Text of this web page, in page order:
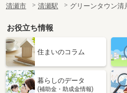
清瀬市
清瀬駅 グリーンタウン清
お役立ち情報
住まいのコラム
暮らしのデータ
(補助金・助成金情報)